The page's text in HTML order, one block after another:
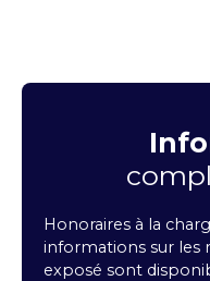
Honoraires à la
informations sur les
exposé sont